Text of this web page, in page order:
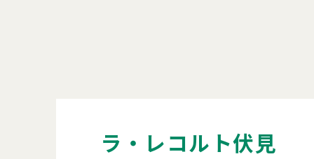
ラ・レコルト伏見